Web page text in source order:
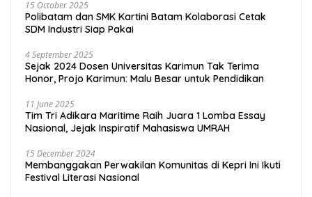
15 October 2025
Polibatam dan SMK Kartini Batam Kolaborasi Cetak
SDM Industri Siap Pakai
4 September 2025
Sejak 2024 Dosen Universitas Karimun Tak Terima
Honor, Projo Karimun: Malu Besar untuk Pendidikan
11 June 2025
Tim Tri Adikara Maritime Raih Juara 1 Lomba Essay
Nasional, Jejak Inspiratif Mahasiswa UMRAH
15 December 2024
Membanggakan Perwakilan Komunitas di Kepri Ini Ikuti
Festival Literasi Nasional